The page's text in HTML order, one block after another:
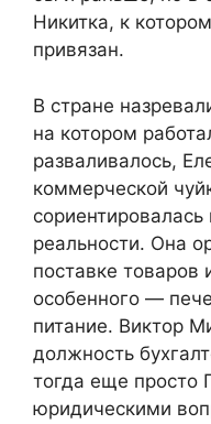
Никитка, к
привязан.
В стране
на котором
разваливалось,
коммерческой
реальности. Она
поставке товаров
особенного —
питание. Виктор
должность
тогда еще просто
юридическими